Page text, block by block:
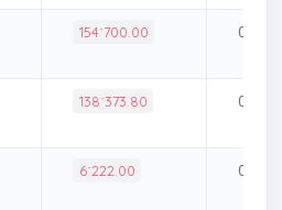
154˙700.00 0.36%
138˙373.80 0.33%
6˙222.00 0.01%